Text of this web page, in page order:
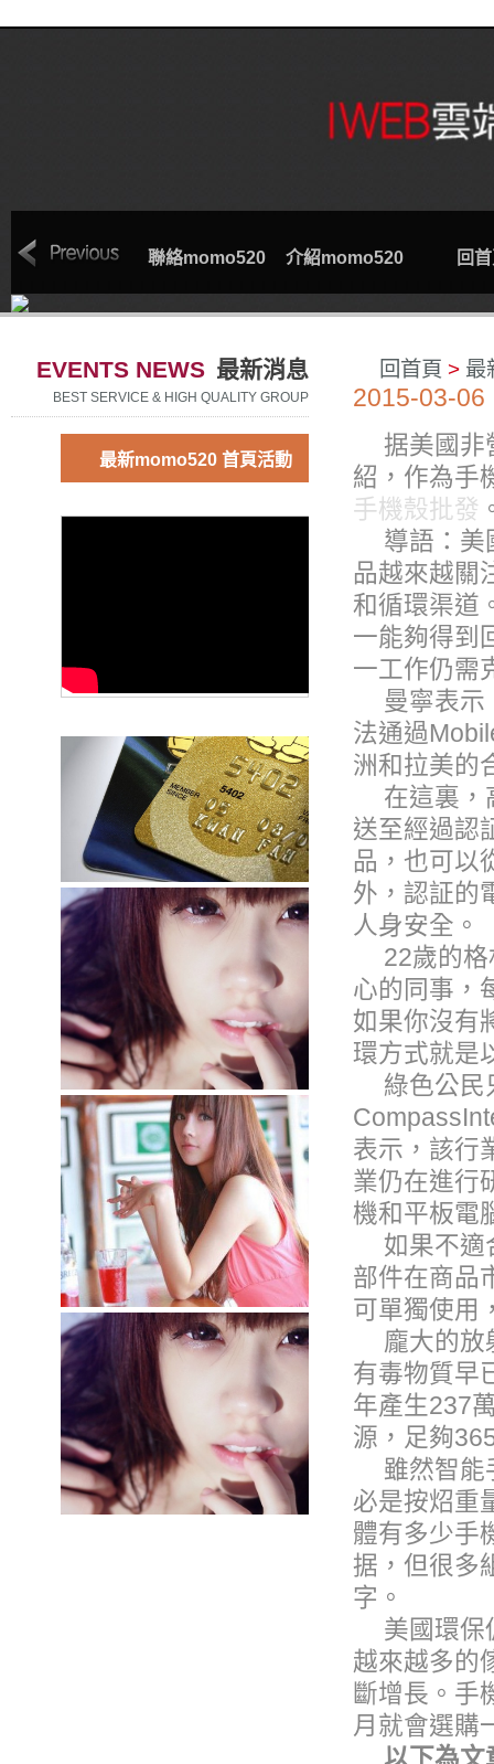
索取專線 聯絡momo520 介紹momo520 回
EVENTS NEWS 最新消息
BEST SERVICE & HIGH QUALITY GROUP
最新momo520 首頁活動
回首頁 > 最
2015-03-06
据美國非
紹，作為手
手機殼批發
導語：美
品越來越關
和循環渠道
一能夠得到
一工作仍需
曼寧表
法通過
洲和拉美的
在這裏，
送至經過認
品，也可以
外，認証的
人身安全。
22歲的
心的同事，
如果你沒有
環方式就是
綠色公民
表示，該行
業仍在進行
機和平板電
如果不適
部件在商品
可單獨使用
龐大的放
有毒物質早
年產生237
源，足夠
雖然智能
必是按炤重
體有多少手
据，但很多
字。
美國環保
越來越多的
斷增長。手
月就會選購
以下為文